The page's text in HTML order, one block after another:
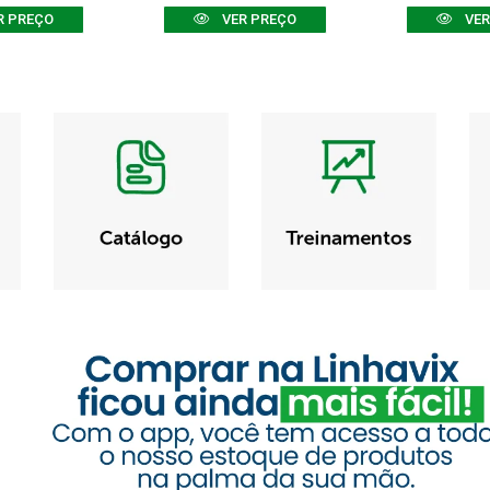
PREÇO VER PREÇO